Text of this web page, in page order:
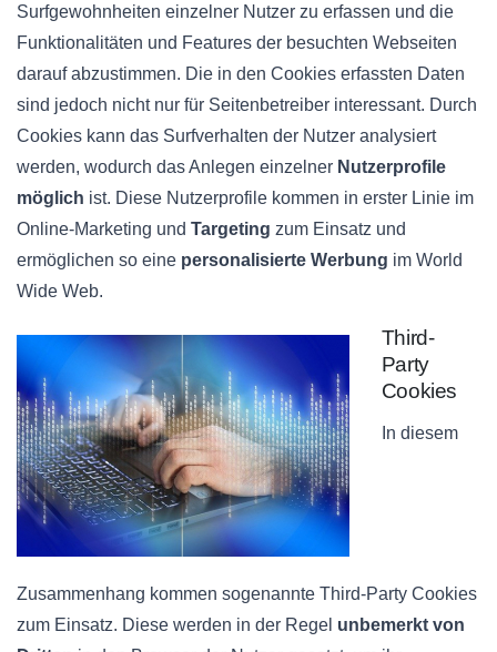
Surfgewohnheiten einzelner Nutzer zu erfassen und die
Funktionalitäten und Features der besuchten Webseiten
darauf abzustimmen. Die in den Cookies erfassten Daten
sind jedoch nicht nur für Seitenbetreiber interessant. Durch
Cookies kann das Surfverhalten der Nutzer analysiert
werden, wodurch das Anlegen einzelner Nutzerprofile
möglich ist. Diese Nutzerprofile kommen in erster Linie im
Online-Marketing und Targeting zum Einsatz und
ermöglichen so eine personalisierte Werbung im World
Wide Web.
Third-
Party
Cookies
In diesem
Zusammenhang kommen sogenannte Third-Party Cookies
zum Einsatz. Diese werden in der Regel unbemerkt von